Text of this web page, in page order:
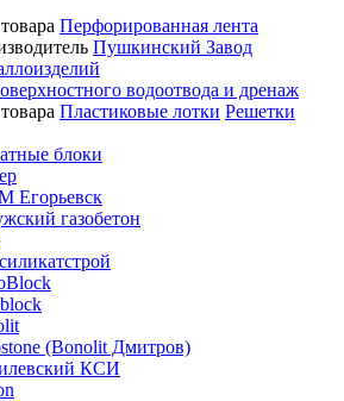
Перфорированная лента
Пушкинский Завод
водоотвода и дренаж
Пластиковые лотки Решетки
блоки
Егорьевск
газобетон
(Bonolit Дмитров)
КСИ